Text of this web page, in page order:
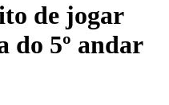
de jogar
do 5º andar